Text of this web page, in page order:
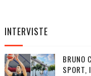
INTERVISTE
BRUNO
SPORT,